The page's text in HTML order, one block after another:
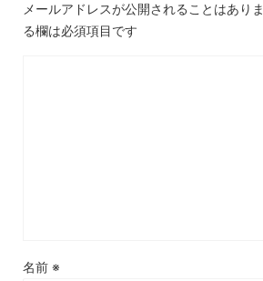
メールアドレスが公開されることはありま
る欄は必須項目です
名前 ※